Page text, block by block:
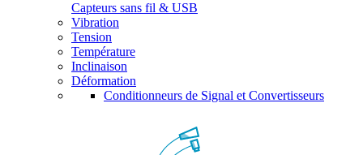
Capteurs sans fil & USB
Vibration
Tension
Température
Inclinaison
Déformation
Conditionneurs de Signal et Convertisseurs